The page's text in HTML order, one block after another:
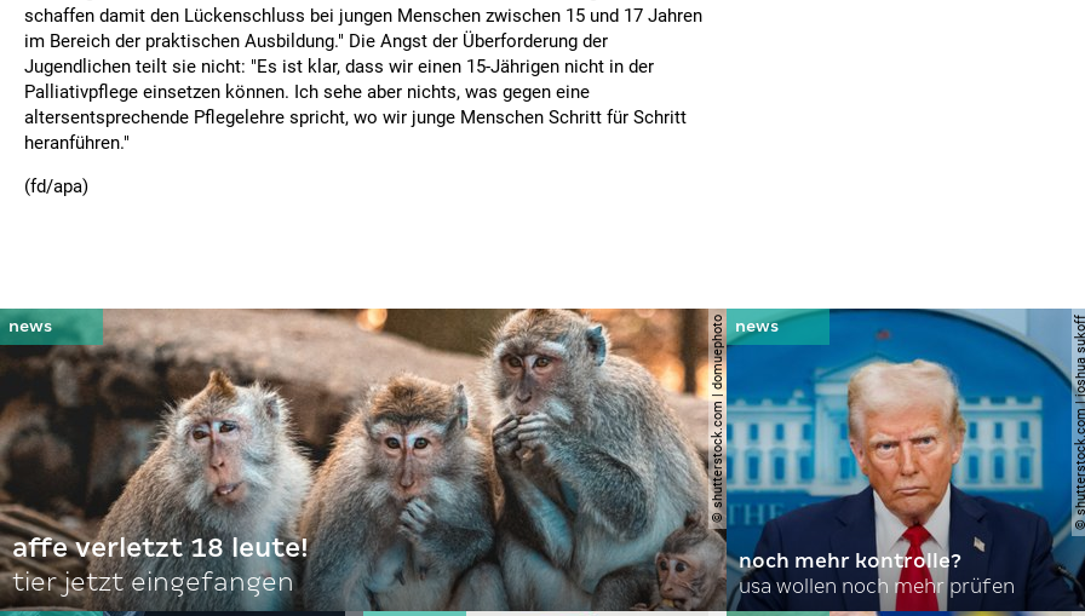
schaffen damit den Lückenschluss bei jungen Menschen zwischen 15 und 17 Jahren
im Bereich der praktischen Ausbildung." Die Angst der Überforderung der
Jugendlichen teilt sie nicht: "Es ist klar, dass wir einen 15-Jährigen nicht in der
Palliativpflege einsetzen können. Ich sehe aber nichts, was gegen eine
altersentsprechende Pflegelehre spricht, wo wir junge Menschen Schritt für Schritt
heranführen."
(fd/apa)
© shutterstock.com | domuephoto
affe verletzt 18 leute!
tier jetzt eingefangen
©
noch mehr kontrolle?
usa wollen noch mehr prüfen